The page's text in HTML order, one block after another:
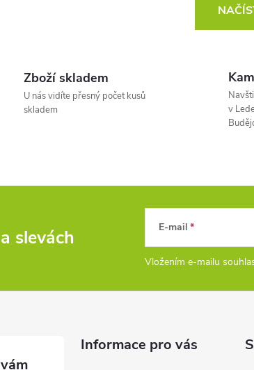
p
Zboží skladem
U nás vidíte přesný počet kusů
skladem
v
a slevách E-mail
Vložením e-mailu
Informace pro vás